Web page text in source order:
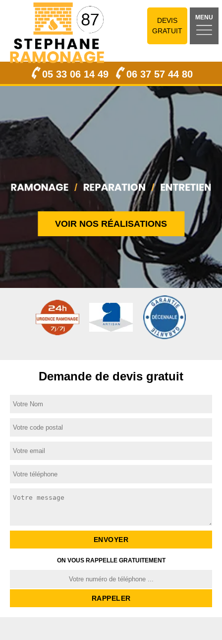
DEVIS
GRATUIT
MENU
05 33 06 14 49 06 37 57 44 80
VOIR NOS RÉALISATIONS
Demande de devis gratuit
ON VOUS RAPPELLE GRATUITEMENT